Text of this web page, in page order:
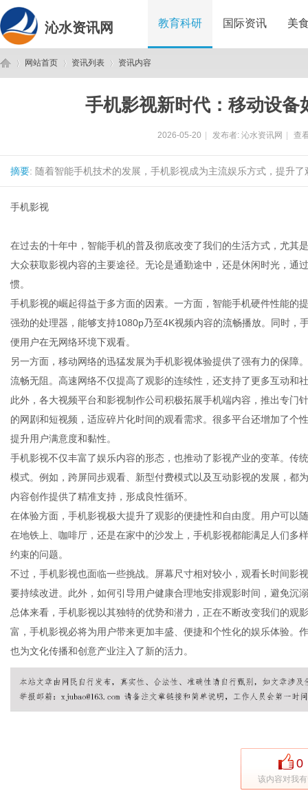
沁水资讯网 教育科研 国际资讯 美
网站首页 资讯列表 资讯内容
手机影视新时代：移动设备
2026-05-20 发布者: 沁水资讯网 查
摘要: 随着智能手机技术的发展，手机影视成为主流娱乐方式，提升
手机影视
在过去的十年中，智能手机的普及彻底改变了我们的生活方式，尤其
大众获取影视内容的主要途径。无论是通勤途中，还是休闲时光，通
惯。
手机影视的崛起得益于多方面的因素。一方面，智能手机硬件性能的
强劲的处理器，能够支持1080p乃至4K视频内容的流畅播放。同时，
便用户在无网络环境下观看。
另一方面，移动网络的迅猛发展为手机影视体验提供了强有力的保
流畅无阻。高速网络不仅提高了观影的连续性，还支持了更多互动和
此外，各大视频平台和影视制作公司积极拓展手机端内容，推出专门
的网剧和短视频，适应碎片化时间的观看需求。很多平台还增加了个
提升用户满意度和黏性。
手机影视不仅丰富了娱乐内容的形态，也推动了影视产业的变革。传
模式。例如，跨屏同步观看、新型付费模式以及互动影视的发展，都
内容创作提供了精准支持，形成良性循环。
在体验方面，手机影视极大提升了观影的便捷性和自由度。用户可以
在地铁上、咖啡厅，还是在家中的沙发上，手机影视都能满足人们多
约束的问题。
不过，手机影视也面临一些挑战。屏幕尺寸相对较小，观看长时间影
要持续改进。此外，如何引导用户健康合理地安排观影时间，避免沉
总体来看，手机影视以其独特的优势和潜力，正在不断改变我们的观
富，手机影视必将为用户带来更加丰盛、便捷和个性化的娱乐体验。
也为文化传播和创意产业注入了新的活力。
0
该内容对我